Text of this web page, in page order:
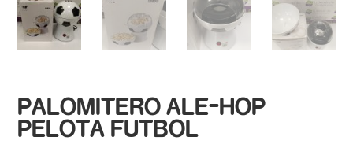
PALOMITERO ALE-HOP
PELOTA FUTBOL